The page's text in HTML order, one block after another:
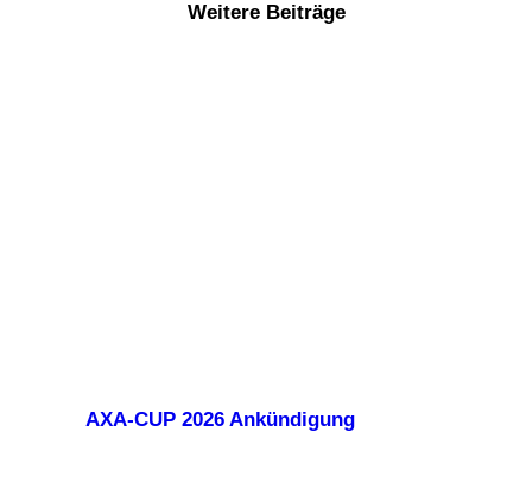
Weitere Beiträge
AXA-CUP 2026 Ankündigung